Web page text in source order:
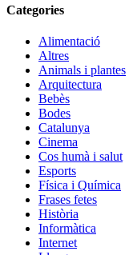
Categories
Alimentació
Altres
Animals i plantes
Arquitectura
Bebès
Bodes
Catalunya
Cinema
Cos humà i salut
Esports
Física i Química
Frases fetes
Història
Informàtica
Internet